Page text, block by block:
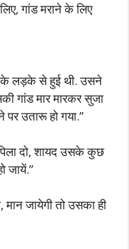
गांड मराने के लिए
के लड़के से हुई थी. उसने
गांड मार मारकर सुजा
पर उतारू हो गया.”
दो, शायद उसके कुछ
जायें.”
जायेगी तो उसका ही